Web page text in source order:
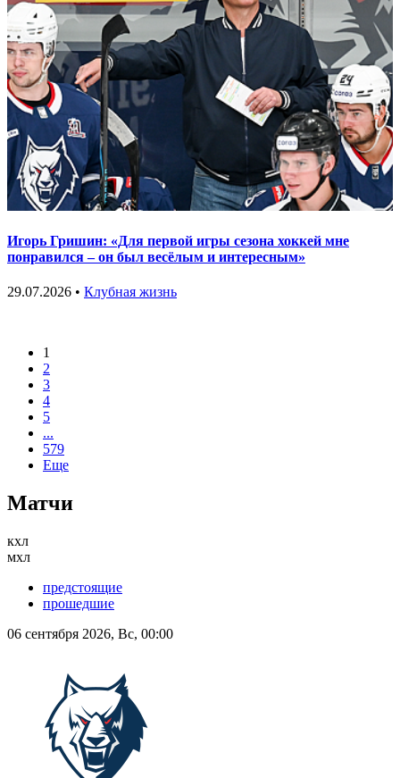
Игорь Гришин: «Для первой игры сезона хоккей мне
понравился – он был весёлым и интересным»
29.07.2026 • Клубная жизнь
1
2
3
4
5
...
579
Еще
Матчи
кхл
мхл
предстоящие
прошедшие
06 сентября 2026, Вс, 00:00